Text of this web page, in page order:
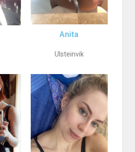
Anita
Ulsteinvik